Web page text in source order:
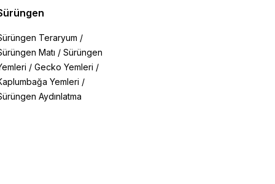
Teraryum /
Matı / Sürüngen
/ Gecko Yemleri /
Yemleri /
Aydınlatma